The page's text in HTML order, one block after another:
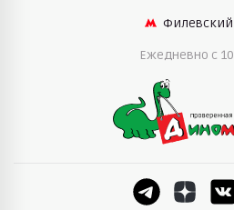
Филевский
Ежедневно c